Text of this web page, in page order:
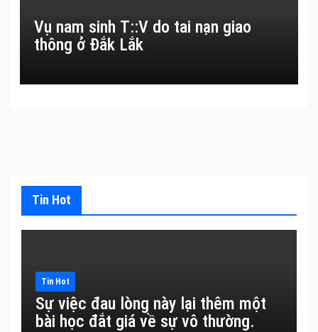
Vụ nam sinh T::V do tai nạn giao
thông ở Đắk Lắk
Tin Hot
Tin Hot
Sự việc đau lòng này lại thêm một
bài học đắt giá về sự vô thường.